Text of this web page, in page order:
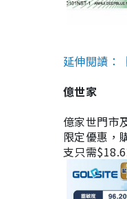
延伸閱讀：
億世家
億家世門市
限定優惠，
支只需